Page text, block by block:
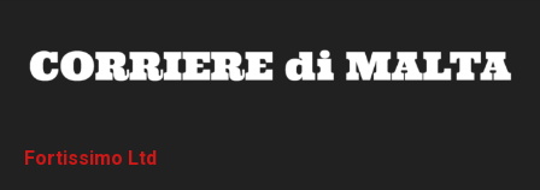
Fortissimo Ltd